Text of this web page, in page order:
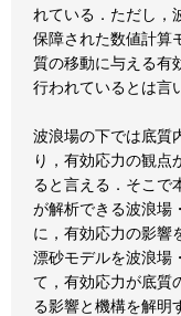
れている．ただし，
保障された数値計算
質の移動に与える有
行われているとは言
波浪場の下では底質
り，有効応力の観点
ると言える．そこで
が解析できる波浪場
に，有効応力の影響
漂砂モデルを波浪場
て，有効応力が底質
る影響と機構を解明